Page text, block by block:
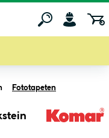
Fototapeten